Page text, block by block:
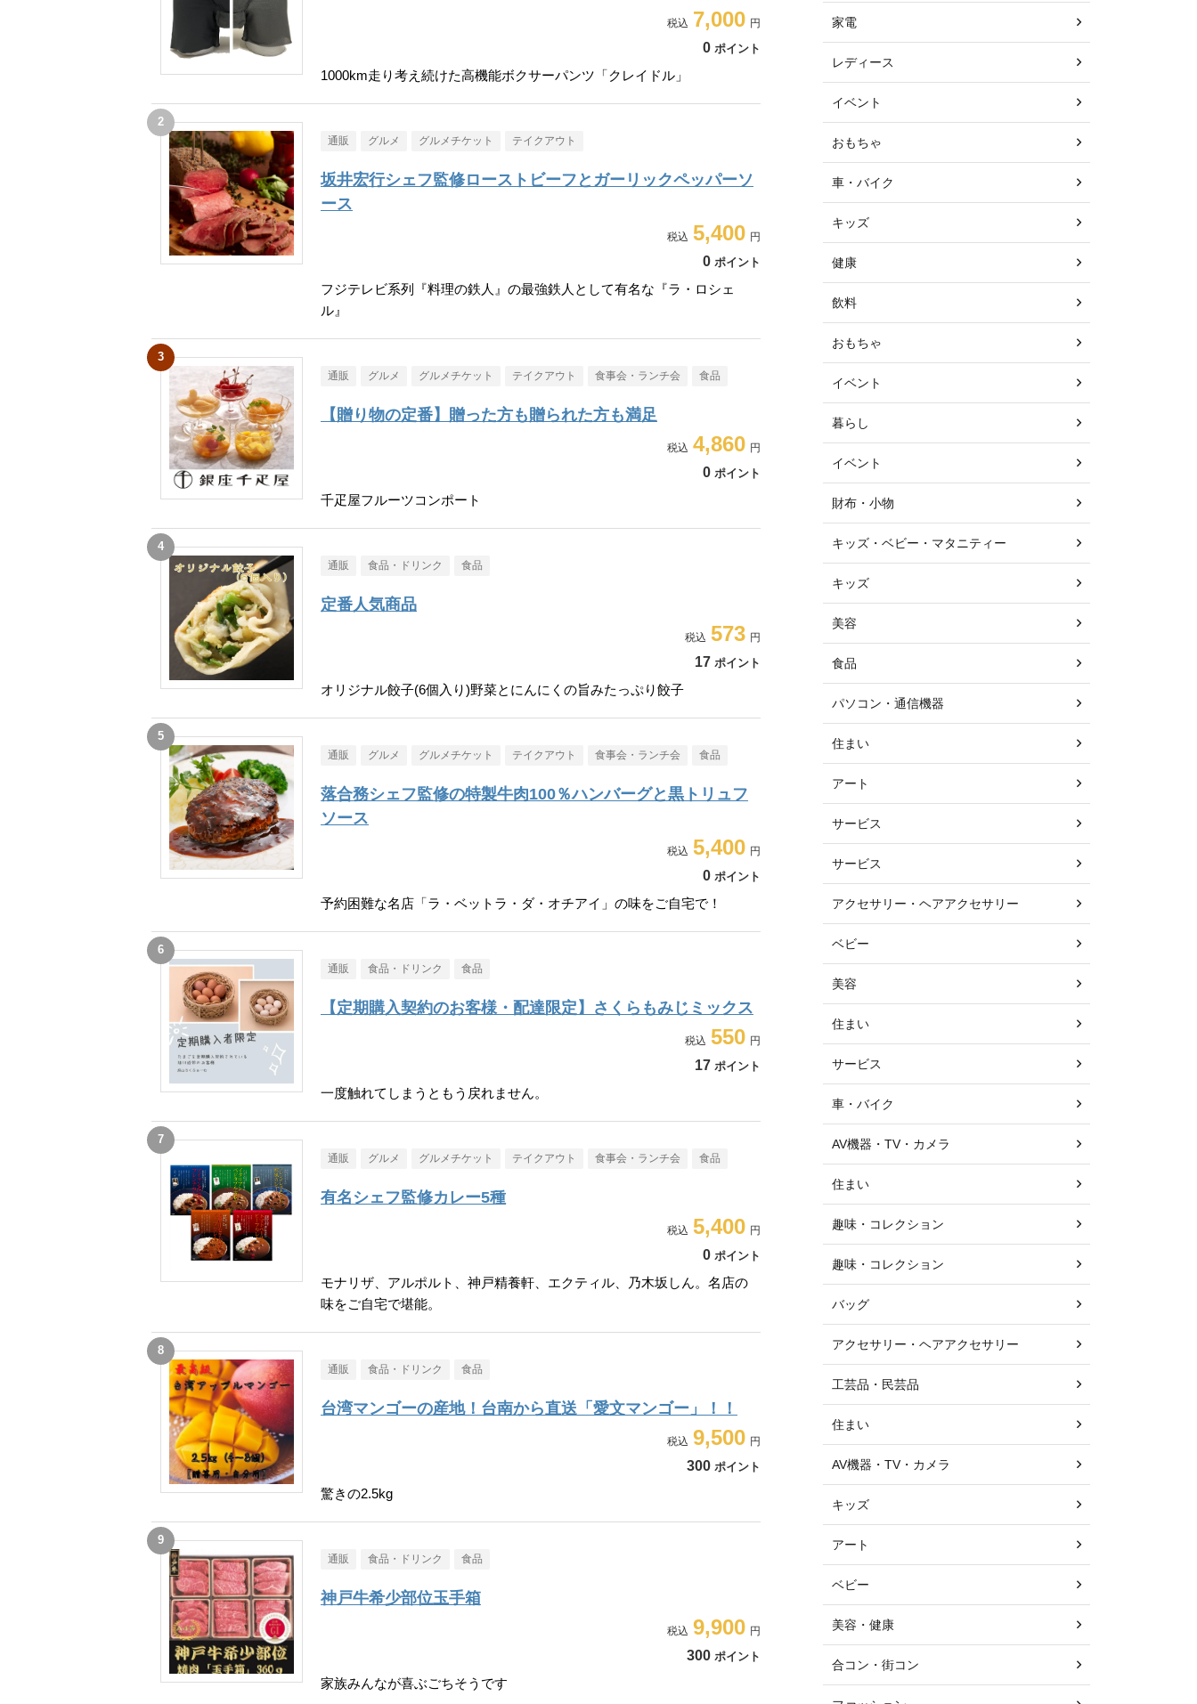
7,000
0 ポイント
1000km走り考え続けた高機能ボクサーパンツ「クレイドル」
通販 グルメ グルメチケット テイクアウト
坂井宏行シェフ監修ローストビーフとガーリックペッパーソ
ース
5,400
0 ポイント
フジテレビ系列『料理の鉄人』の最強鉄人として有名な『ラ・ロシェ
ル』
通販 グルメ グルメチケット テイクアウト 食事会・ランチ会 食品
【贈り物の定番】贈った方も贈られた方も満足
4,860
0 ポイント
千疋屋フルーツコンポート
通販 食品・ドリンク 食品
定番人気商品
573
17 ポイント
オリジナル餃子(6個入り)野菜とにんにくの旨みたっぷり餃子
通販 グルメ グルメチケット テイクアウト 食事会・ランチ会 食品
落合務シェフ監修の特製牛肉100％ハンバーグと黒トリュフ
ソース
5,400
0 ポイント
予約困難な名店「ラ・ベットラ・ダ・オチアイ」の味をご自宅で！
通販 食品・ドリンク 食品
【定期購入契約のお客様・配達限定】さくらもみじミックス
550
17 ポイント
一度触れてしまうともう戻れません。
通販 グルメ グルメチケット テイクアウト 食事会・ランチ会 食品
有名シェフ監修カレー5種
5,400
0 ポイント
モナリザ、アルポルト、神戸精養軒、エクティル、乃木坂しん。名店の
味をご自宅で堪能。
通販 食品・ドリンク 食品
台湾マンゴーの産地！台南から直送「愛文マンゴー」！！
9,500
300 ポイント
驚きの2.5kg
通販 食品・ドリンク 食品
神戸牛希少部位玉手箱
9,900
300 ポイント
家族みんなが喜ぶごちそうです
家電
レディース
イベント
おもちゃ
車・バイク
キッズ
健康
飲料
おもちゃ
イベント
暮らし
イベント
財布・小物
キッズ・ベビー・マタニティー
キッズ
美容
食品
パソコン・通信機器
住まい
アート
サービス
サービス
アクセサリー・ヘアアクセサリー
ベビー
美容
住まい
サービス
車・バイク
AV機器・TV・カメラ
住まい
趣味・コレクション
趣味・コレクション
バッグ
アクセサリー・ヘアアクセサリー
工芸品・民芸品
住まい
AV機器・TV・カメラ
キッズ
アート
ベビー
美容・健康
合コン・街コン